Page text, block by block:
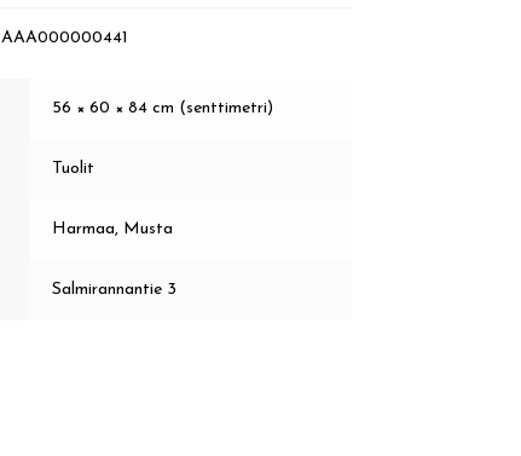
AAA000000441
56 × 60 × 84 cm (senttimetri)
Tuolit
Harmaa, Musta
Salmirannantie 3